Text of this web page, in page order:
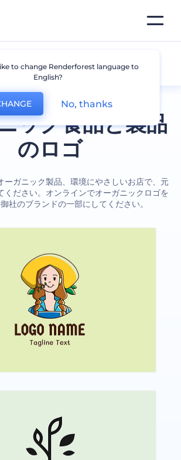
ック食品と製品
のロゴ
ーガニック製品、環境にやさしいお店で、元
ください。オンラインでオーガニックロゴを
社のブランドの一部にしてください。
to change Renderforest language to
English?
No, thanks